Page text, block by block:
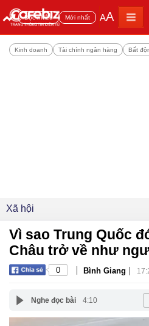
Đọc nhiều Mới nhất AA
Kinh doanh Tài chính ngân hàng Bất
Xã hội
Vì sao Trung Quốc
Châu trở về như
0 | Bình Giang |
Nghe đọc bài 4:10